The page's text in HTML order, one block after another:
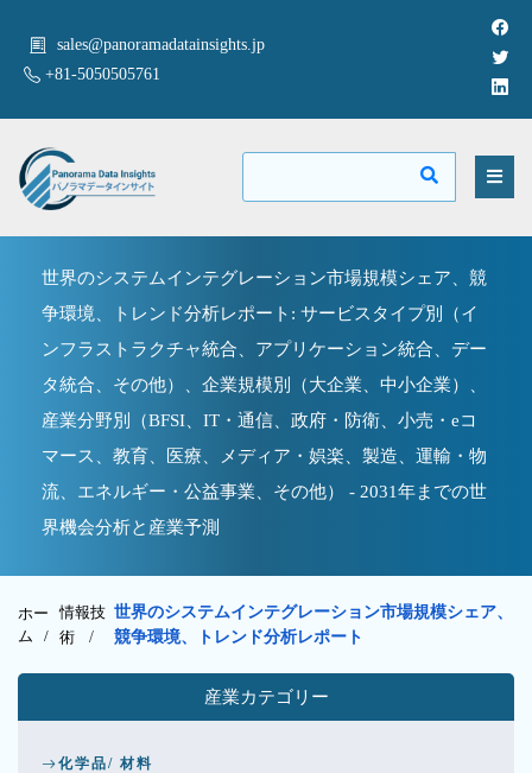
sales@panoramadatainsights.jp
+81-5050505761
世界のシステムインテグレーション市場規模シェア、競
争環境、トレンド分析レポート: サービスタイプ別（イ
ンフラストラクチャ統合、アプリケーション統合、デー
タ統合、その他）、企業規模別（大企業、中小企業）、
産業分野別（BFSI、IT・通信、政府・防衛、小売・eコ
マース、教育、医療、メディア・娯楽、製造、運輸・物
流、エネルギー・公益事業、その他） - 2031年までの世
界機会分析と産業予測
ホー
ム /
情報技
術 /
世界のシステムインテグレーション市場規模シェア、
競争環境、トレンド分析レポート
産業カテゴリー
化学品/ 材料